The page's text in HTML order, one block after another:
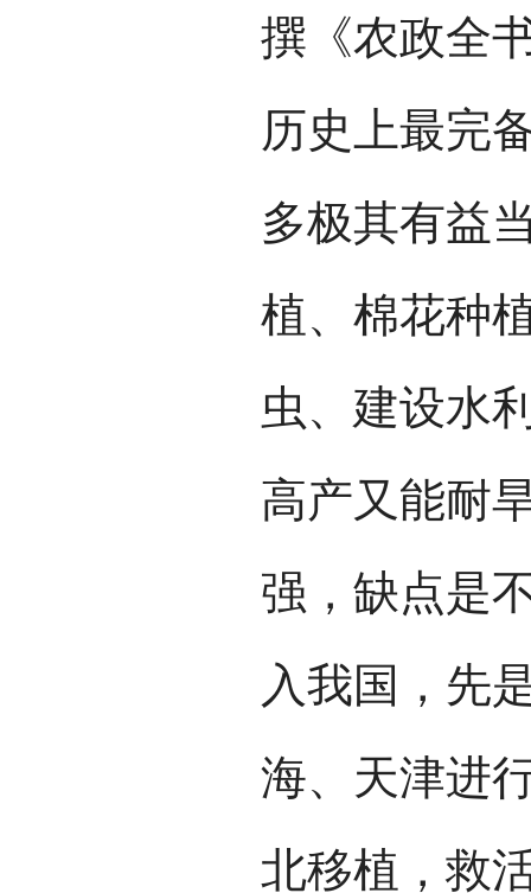
撰《农政全
历史上最完
多极其有益
植、棉花种
虫、建设水
高产又能耐
强，缺点是
入我国，先
海、天津进
北移植，救